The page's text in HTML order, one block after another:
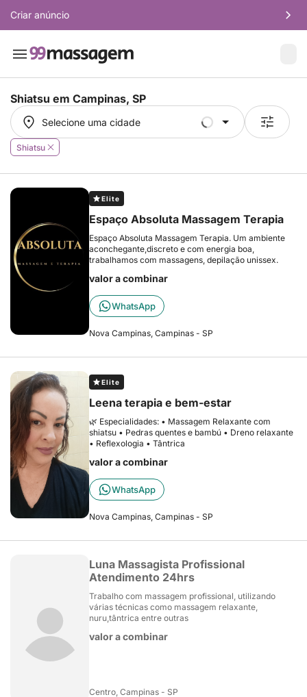
Criar anúncio
Shiatsu em Campinas, SP
Selecione uma cidade
Selecione uma cidade
Shiatsu
Elite
Espaço Absoluta Massagem Terapia
Espaço Absoluta Massagem Terapia. Um ambiente
aconchegante,discreto e com energia boa,
trabalhamos com massagens, depilação unissex.
valor a combinar
WhatsApp
Nova Campinas, Campinas - SP
Elite
Leena terapia e bem-estar
🌿 Especialidades: • Massagem Relaxante com
shiatsu • Pedras quentes e bambú • Dreno relaxante
• Reflexologia • Tântrica
valor a combinar
WhatsApp
Nova Campinas, Campinas - SP
Luna Massagista Profissional
Atendimento 24hrs
Trabalho com massagem profissional, utilizando
várias técnicas como massagem relaxante,
nuru,tântrica entre outras
valor a combinar
Centro, Campinas - SP